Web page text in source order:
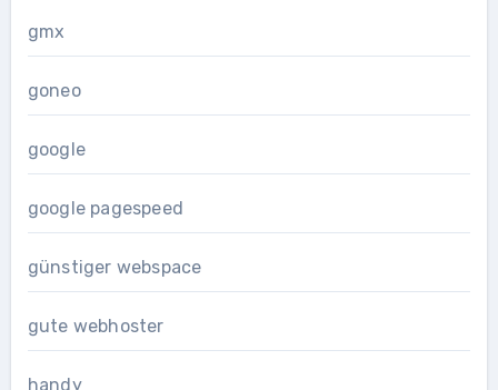
gmx
goneo
google
google pagespeed
günstiger webspace
gute webhoster
handy